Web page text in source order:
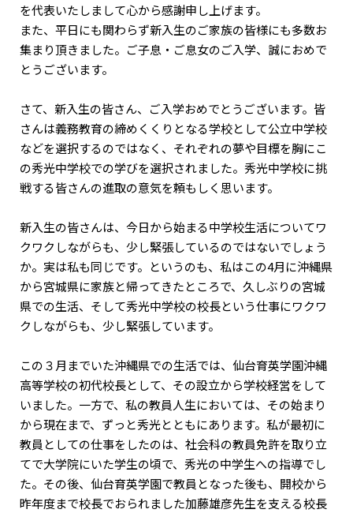
を代表いたしまして心から感謝申し上げます。
また、平日にも関わらず新入生のご家族の皆様にも多数お
集まり頂きました。ご子息・ご息女のご入学、誠におめで
とうございます。
さて、新入生の皆さん、ご入学おめでとうございます。皆
さんは義務教育の締めくくりとなる学校として公立中学校
などを選択するのではなく、それぞれの夢や目標を胸にこ
の秀光中学校での学びを選択されました。秀光中学校に挑
戦する皆さんの進取の意気を頼もしく思います。
新入生の皆さんは、今日から始まる中学校生活についてワ
クワクしながらも、少し緊張しているのではないでしょう
か。実は私も同じです。というのも、私はこの4月に沖縄県
から宮城県に家族と帰ってきたところで、久しぶりの宮城
県での生活、そして秀光中学校の校長という仕事にワクワ
クしながらも、少し緊張しています。
この３月までいた沖縄県での生活では、仙台育英学園沖縄
高等学校の初代校長として、その設立から学校経営をして
いました。一方で、私の教員人生においては、その始まり
から現在まで、ずっと秀光とともにあります。私が最初に
教員としての仕事をしたのは、社会科の教員免許を取り立
てで大学院にいた学生の頃で、秀光の中学生への指導でし
た。その後、仙台育英学園で教員となった後も、開校から
昨年度まで校長でおられました加藤雄彦先生を支える校長